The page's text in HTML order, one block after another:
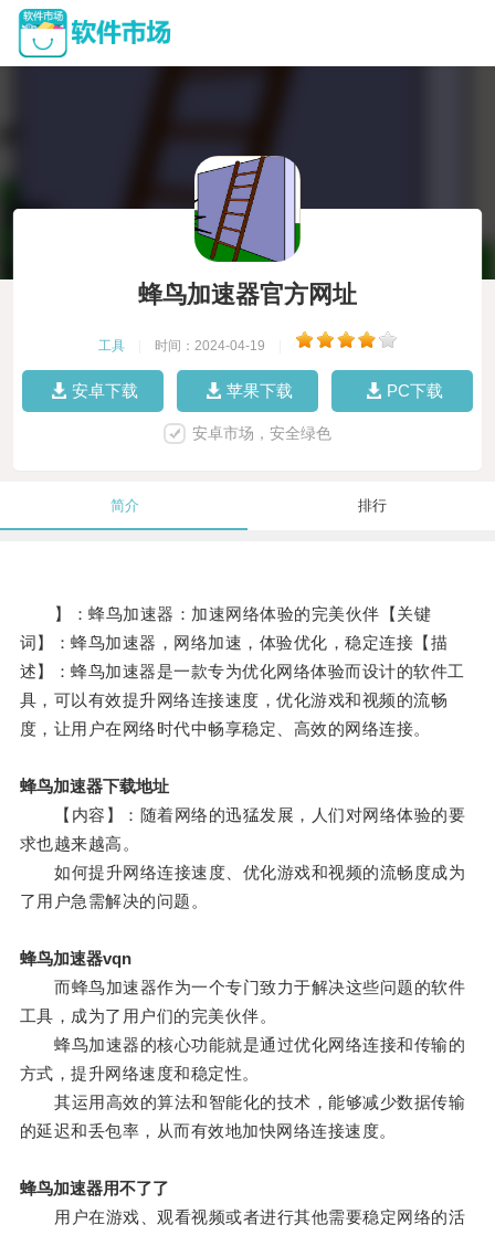
蜂鸟加速器官方网址
工具 时间：2024-04-19
安卓下载 苹果下载 PC下载
安卓市场，安全绿色
简介 排行
】：蜂鸟加速器：加速网络体验的完美伙伴【关键
词】：蜂鸟加速器，网络加速，体验优化，稳定连接【描
述】：蜂鸟加速器是一款专为优化网络体验而设计的软件工
具，可以有效提升网络连接速度，优化游戏和视频的流畅
度，让用户在网络时代中畅享稳定、高效的网络连接。
蜂鸟加速器下载地址
【内容】：随着网络的迅猛发展，人们对网络体验的要
求也越来越高。
如何提升网络连接速度、优化游戏和视频的流畅度成为
了用户急需解决的问题。
蜂鸟加速器vqn
而蜂鸟加速器作为一个专门致力于解决这些问题的软件
工具，成为了用户们的完美伙伴。
蜂鸟加速器的核心功能就是通过优化网络连接和传输的
方式，提升网络速度和稳定性。
其运用高效的算法和智能化的技术，能够减少数据传输
的延迟和丢包率，从而有效地加快网络连接速度。
蜂鸟加速器用不了了
用户在游戏、观看视频或者进行其他需要稳定网络的活